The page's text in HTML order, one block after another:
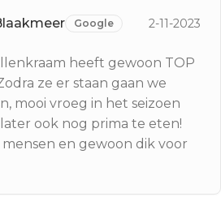
Google 2-11-2023
heeft gewoon TOP
ze er staan gaan we
mooi vroeg in het seizoen
later ook nog prima te eten!
en gewoon dik voor